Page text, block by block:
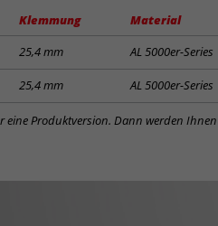
Klemmung Material
25,4 mm AL 5000er-Series
25,4 mm AL 5000er-Series
eine Produktversion. Dann werden